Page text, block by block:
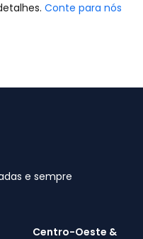
Conte para nós
e sempre
Centro-Oeste &